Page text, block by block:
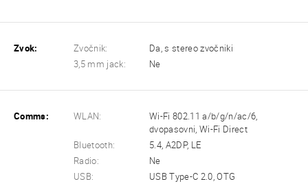
Zvok: Zvočnik:
Da, s stereo zvočniki
3,5 mm jack:
Ne
Comms: WLAN:
Wi-Fi 802.11 a/b/g/n/ac/6,
dvopasovni, Wi-Fi Direct
Bluetooth:
5.4, A2DP, LE
Radio:
Ne
USB:
USB Type-C 2.0, OTG